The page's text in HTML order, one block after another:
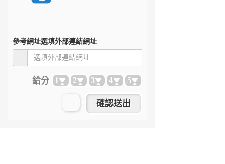
參考網址選填外部連結網址
給分 1 2 3 4 5